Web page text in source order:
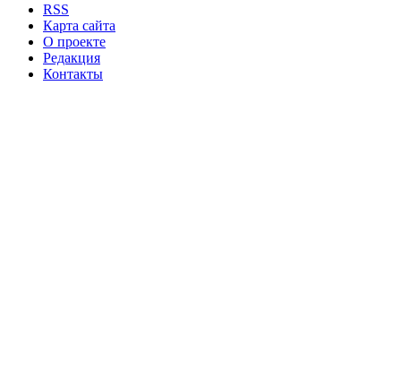
RSS
Карта сайта
О проекте
Редакция
Контакты